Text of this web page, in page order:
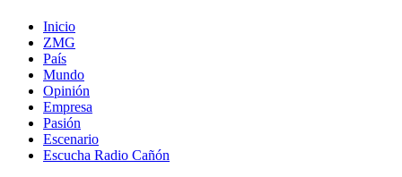
Inicio
ZMG
País
Mundo
Opinión
Empresa
Pasión
Escenario
Escucha Radio Cañón